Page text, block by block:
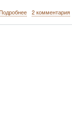
о
2 комментария